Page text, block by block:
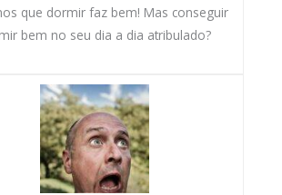
que dormir faz bem! Mas conseguir
bem no seu dia a dia atribulado?